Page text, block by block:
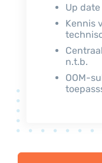
Up
Kennis
n.t.b.
OOM-